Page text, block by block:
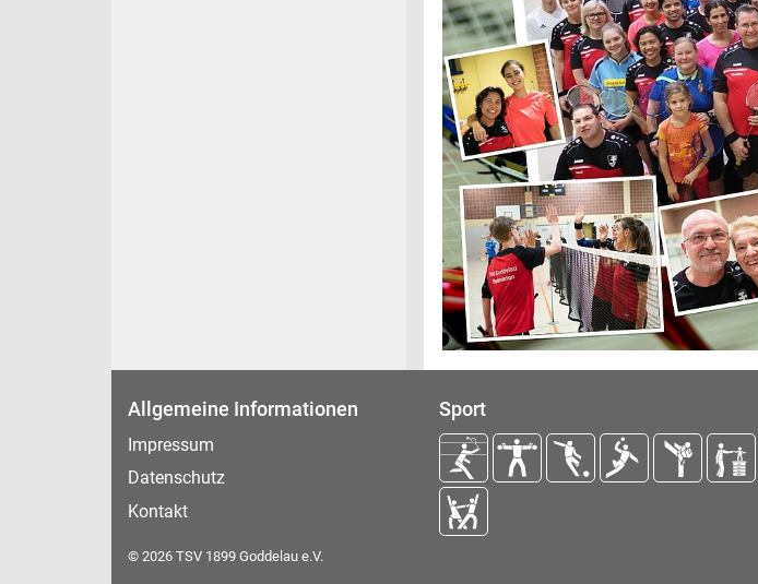
Allgemeine Informationen
Impressum
Datenschutz
Kontakt
© 2026 TSV 1899 Goddelau e.V.
Sport